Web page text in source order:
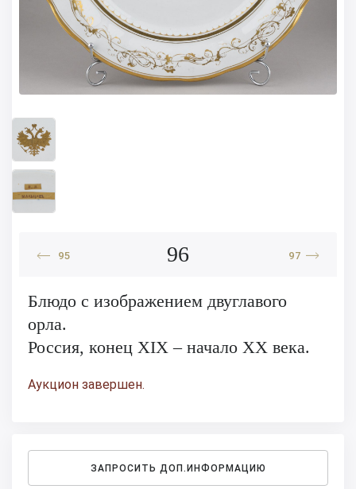
95 96 97
Блюдо с изображением двуглавого
орла.
Россия, конец XIX – начало XX века.
Аукцион завершен.
ЗАПРОСИТЬ ДОП.ИНФОРМАЦИЮ